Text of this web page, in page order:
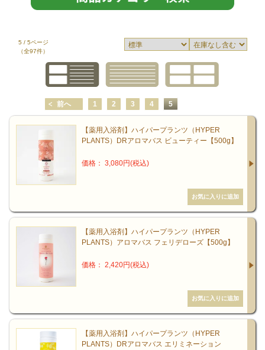
5 / 5ページ
（全97件）
前へ 1 2 3 4 5
【薬用入浴剤】ハイパープランツ（HYPER
PLANTS）DRアロマバス ビューティー【500g】
価格： 3,080円(税込)
【薬用入浴剤】ハイパープランツ（HYPER
PLANTS）アロマバス フェリデローズ【500g】
価格： 2,420円(税込)
【薬用入浴剤】ハイパープランツ（HYPER
PLANTS）DRアロマバス エリミネーション